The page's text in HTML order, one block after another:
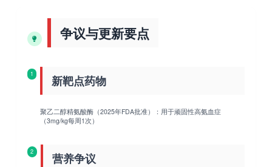
争议与更新要点
1 新靶点药物
聚乙二醇精氨酸酶 （2025年FDA批准）：用于顽固性高氨血症
（3mg/kg每周1次）
2 营养争议